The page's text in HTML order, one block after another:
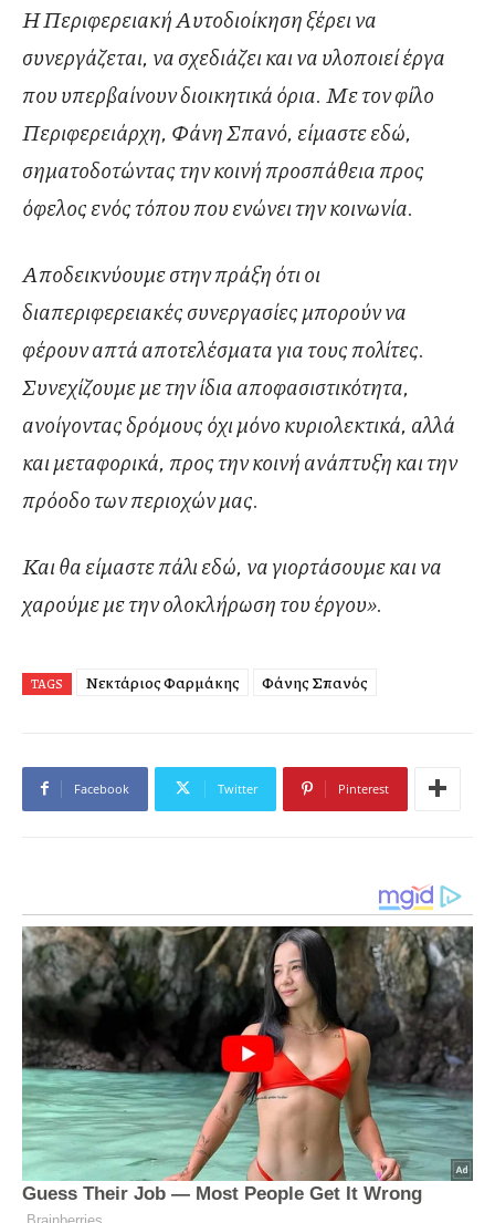
Η Περιφερειακή Αυτοδιοίκηση ξέρει να
συνεργάζεται, να σχεδιάζει και να υλοποιεί έργα
που υπερβαίνουν διοικητικά όρια. Με τον φίλο
Περιφερειάρχη, Φάνη Σπανό, είμαστε εδώ,
σηματοδοτώντας την κοινή προσπάθεια προς
όφελος ενός τόπου που ενώνει την κοινωνία.
Αποδεικνύουμε στην πράξη ότι οι
διαπεριφερειακές συνεργασίες μπορούν να
φέρουν απτά αποτελέσματα για τους πολίτες.
Συνεχίζουμε με την ίδια αποφασιστικότητα,
ανοίγοντας δρόμους όχι μόνο κυριολεκτικά, αλλά
και μεταφορικά, προς την κοινή ανάπτυξη και την
πρόοδο των περιοχών μας.
Και θα είμαστε πάλι εδώ, να γιορτάσουμε και να
χαρούμε με την ολοκλήρωση του έργου».
TAGS Νεκτάριος Φαρμάκης Φάνης Σπανός
Facebook Twitter Pinterest